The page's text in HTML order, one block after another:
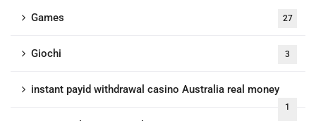
Games 27
Giochi 3
instant payid withdrawal casino Australia real money
1